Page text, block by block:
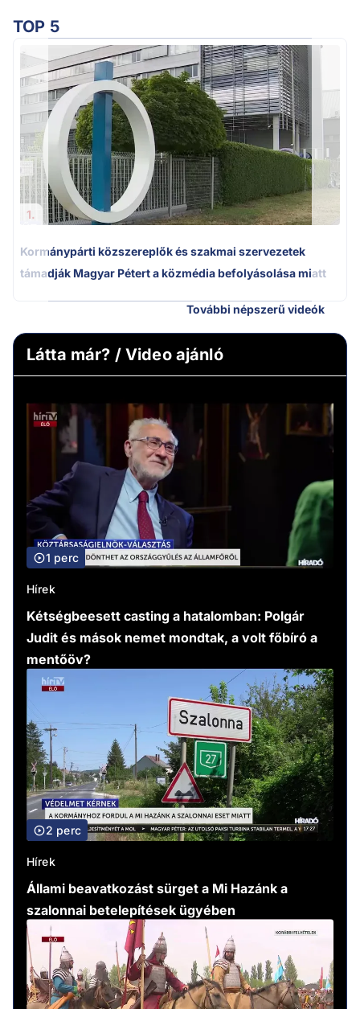
TOP 5
1.
Kormánypárti közszereplők és szakmai szervezetek
támadják Magyar Pétert a közmédia befolyásolása miatt
További népszerű videók
Látta már? / Video ajánló
1 perc
Hírek
Kétségbeesett casting a hatalomban: Polgár
Judit és mások nemet mondtak, a volt főbíró a
mentőöv?
2 perc
Hírek
Állami beavatkozást sürget a Mi Hazánk a
szalonnai betelepítések ügyében